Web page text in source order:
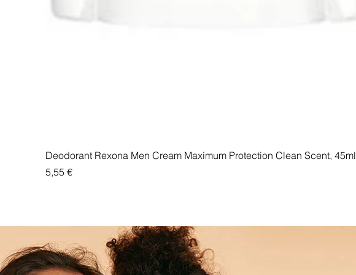
Deodorant Rexona Men Cream Maximum Protection Clean Scent, 45ml
Price
5,55 €